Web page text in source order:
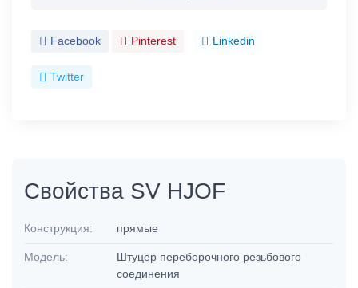
Facebook Pinterest Linkedin
Twitter
Свойства SV HJOF
Конструкция: прямые
Модель:
Штуцер переборочного резьбового
соединения